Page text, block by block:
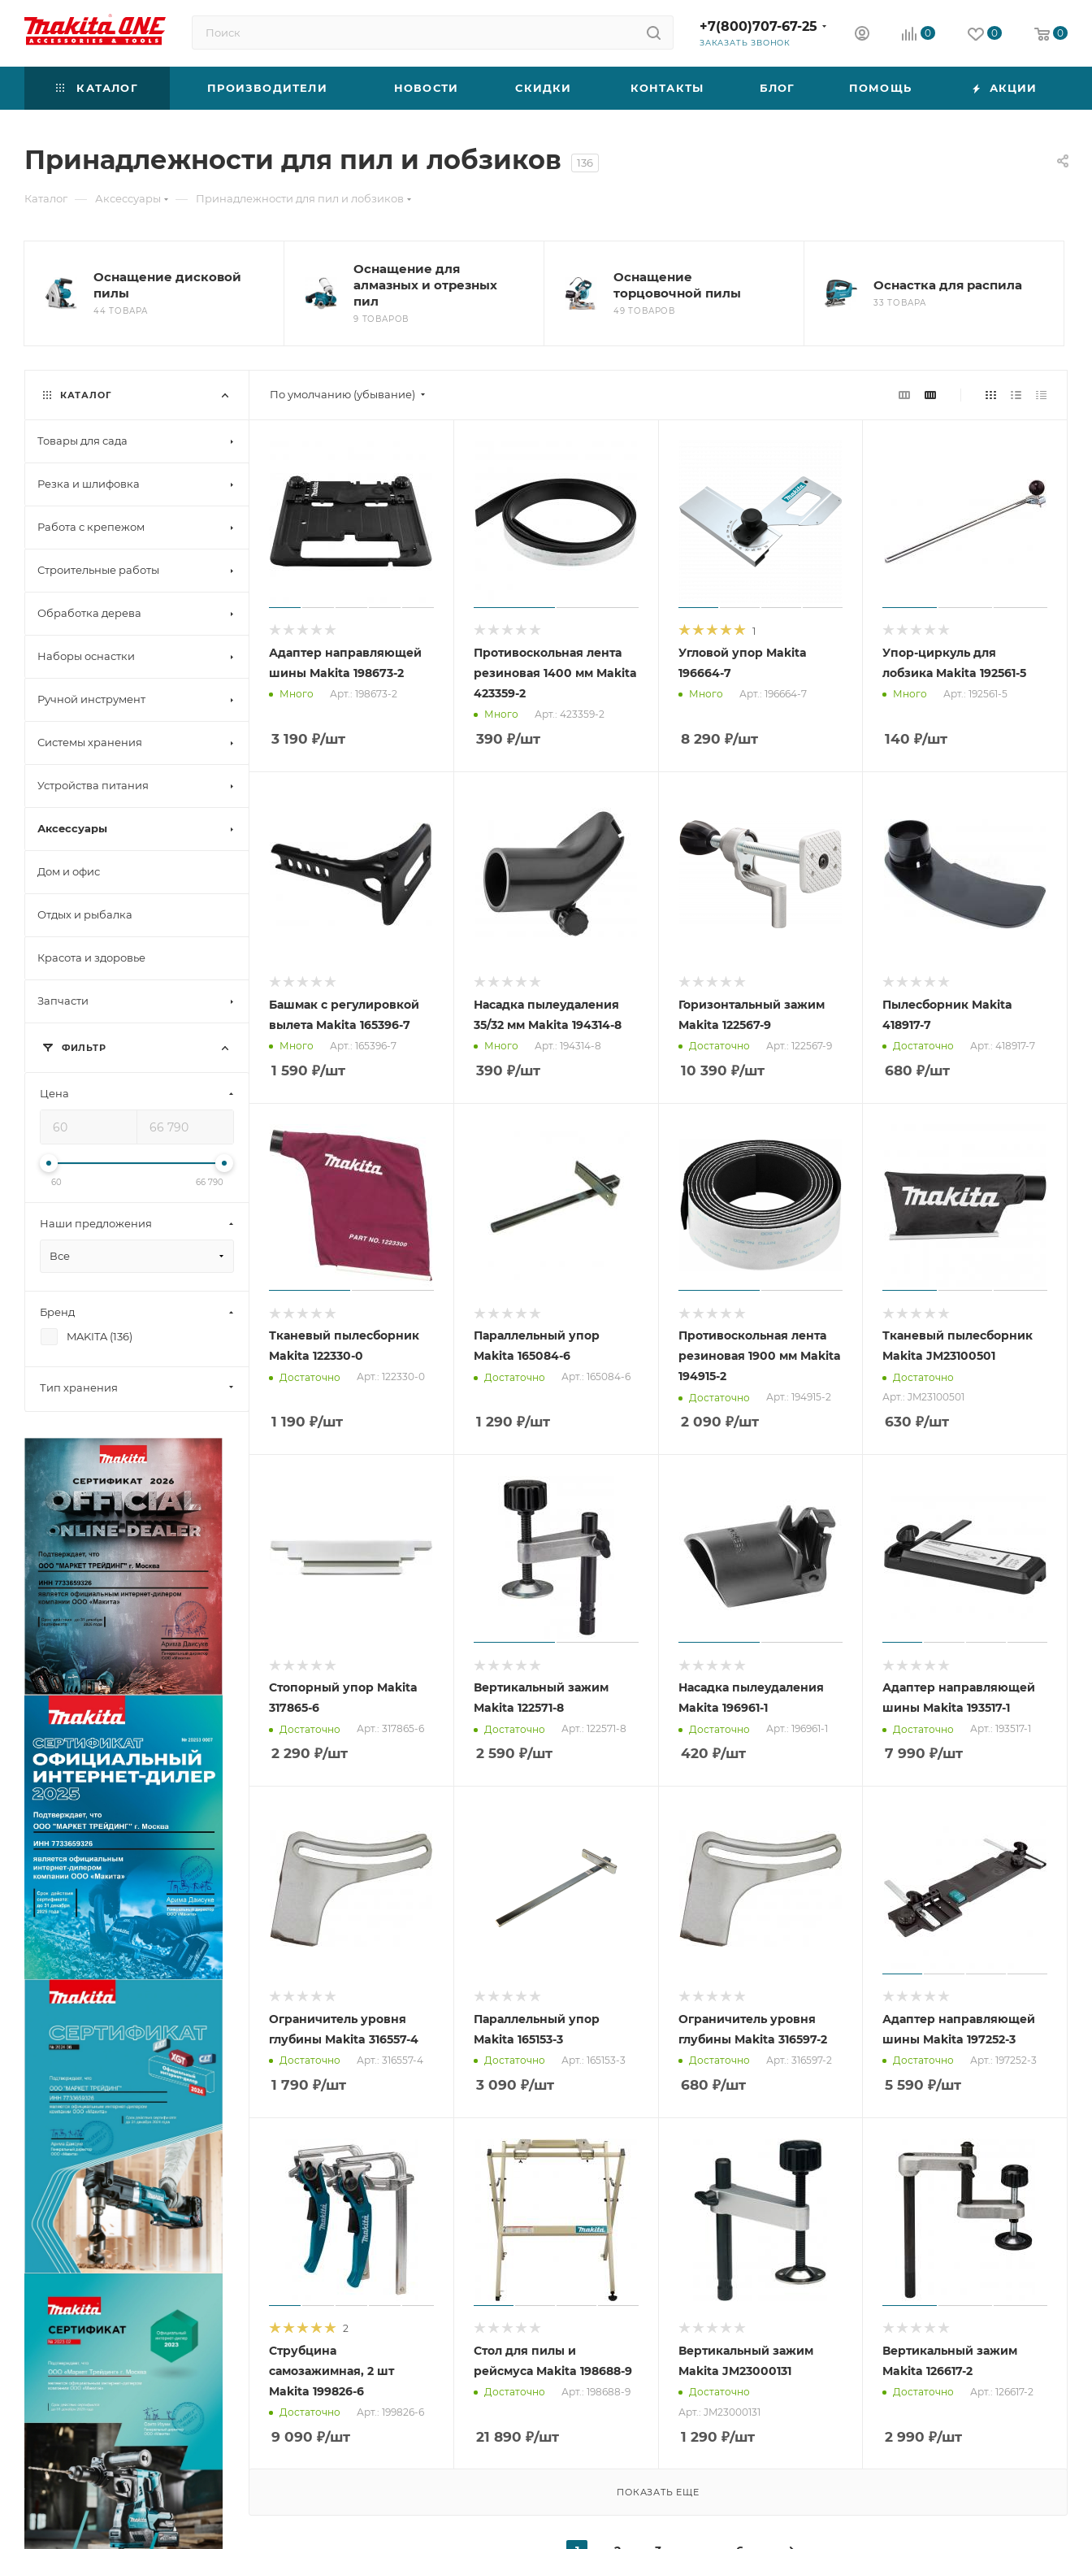
+7(800)707-67-25
ЗАКАЗАТЬ ЗВОНОК
0 0 0
КАТАЛОГ ПРОИЗВОДИТЕЛИ НОВОСТИ СКИДКИ КОНТАКТЫ БЛОГ ПОМОЩЬ АКЦИИ
Принадлежности для пил и лобзиков 136
Каталог — Аксессуары — Принадлежности для пил и лобзиков
Оснащение дисковой
пилы
44 ТОВАРА
Оснащение для
алмазных и отрезных
пил
9 ТОВАРОВ
Оснащение
торцовочной пилы
49 ТОВАРОВ
Оснастка для распила
33 ТОВАРА
По умолчанию (убывание)
Адаптер направляющей
шины Makita 198673-2
Много Арт.: 198673-2
3 190 ₽/шт
Противоскольная лента
резиновая 1400 мм Makita
423359-2
Много Арт.: 423359-2
390 ₽/шт
1
Угловой упор Makita
196664-7
Много Арт.: 196664-7
8 290 ₽/шт
Упор-циркуль для
лобзика Makita 192561-5
Много Арт.: 192561-5
140 ₽/шт
Башмак с регулировкой
вылета Makita 165396-7
Много Арт.: 165396-7
1 590 ₽/шт
Насадка пылеудаления
35/32 мм Makita 194314-8
Много Арт.: 194314-8
390 ₽/шт
Горизонтальный зажим
Makita 122567-9
Достаточно Арт.: 122567-9
10 390 ₽/шт
Пылесборник Makita
418917-7
Достаточно Арт.: 418917-7
680 ₽/шт
Тканевый пылесборник
Makita 122330-0
Достаточно Арт.: 122330-0
1 190 ₽/шт
Параллельный упор
Makita 165084-6
Достаточно Арт.: 165084-6
1 290 ₽/шт
Противоскольная лента
резиновая 1900 мм Makita
194915-2
Достаточно Арт.: 194915-2
2 090 ₽/шт
Тканевый пылесборник
Makita JM23100501
Достаточно
Арт.: JM23100501
630 ₽/шт
Стопорный упор Makita
317865-6
Достаточно Арт.: 317865-6
2 290 ₽/шт
Вертикальный зажим
Makita 122571-8
Достаточно Арт.: 122571-8
2 590 ₽/шт
Насадка пылеудаления
Makita 196961-1
Достаточно Арт.: 196961-1
420 ₽/шт
Адаптер направляющей
шины Makita 193517-1
Достаточно Арт.: 193517-1
7 990 ₽/шт
Ограничитель уровня
глубины Makita 316557-4
Достаточно Арт.: 316557-4
1 790 ₽/шт
Параллельный упор
Makita 165153-3
Достаточно Арт.: 165153-3
3 090 ₽/шт
Ограничитель уровня
глубины Makita 316597-2
Достаточно Арт.: 316597-2
680 ₽/шт
Адаптер направляющей
шины Makita 197252-3
Достаточно Арт.: 197252-3
5 590 ₽/шт
2
Струбцина
самозажимная, 2 шт
Makita 199826-6
Достаточно Арт.: 199826-6
9 090 ₽/шт
Стол для пилы и
рейсмуса Makita 198688-9
Достаточно Арт.: 198688-9
21 890 ₽/шт
Вертикальный зажим
Makita JM23000131
Достаточно
Арт.: JM23000131
1 290 ₽/шт
Вертикальный зажим
Makita 126617-2
Достаточно Арт.: 126617-2
2 990 ₽/шт
ПОКАЗАТЬ ЕЩЕ
КАТАЛОГ
Товары для сада
Резка и шлифовка
Работа с крепежом
Строительные работы
Обработка дерева
Наборы оснастки
Ручной инструмент
Системы хранения
Устройства питания
Аксессуары
Дом и офис
Отдых и рыбалка
Красота и здоровье
Запчасти
ФИЛЬТР
Цена
60 66 790
Наши предложения
Все
Бренд
MAKITA (136)
Тип хранения